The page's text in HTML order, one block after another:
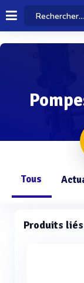
Tous
Produits